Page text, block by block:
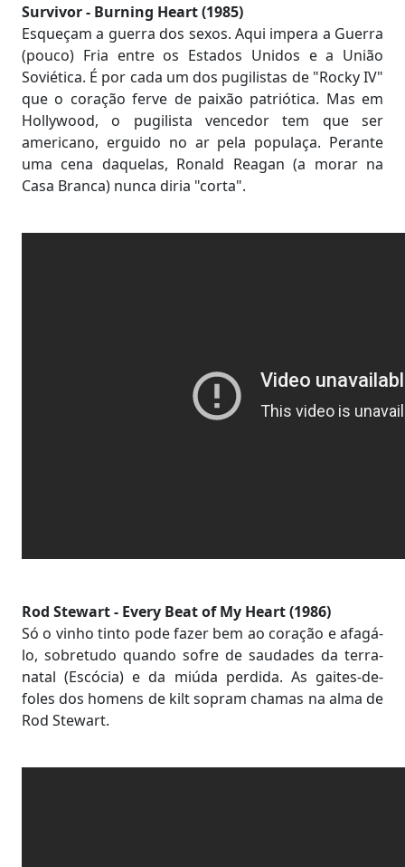
Survivor - Burning Heart (1985)
Esqueçam a guerra dos sexos. Aqui impera a Guerra
(pouco) Fria entre os Estados Unidos e a União
Soviética. É por cada um dos pugilistas de "Rocky IV"
que o coração ferve de paixão patriótica. Mas em
Hollywood, o pugilista vencedor tem que ser
americano, erguido no ar pela populaça. Perante
uma cena daquelas, Ronald Reagan (a morar na
Casa Branca) nunca diria "corta".
Rod Stewart - Every Beat of My Heart (1986)
Só o vinho tinto pode fazer bem ao coração e afagá-
lo, sobretudo quando sofre de saudades da terra-
natal (Escócia) e da miúda perdida. As gaites-de-
foles dos homens de kilt sopram chamas na alma de
Rod Stewart.